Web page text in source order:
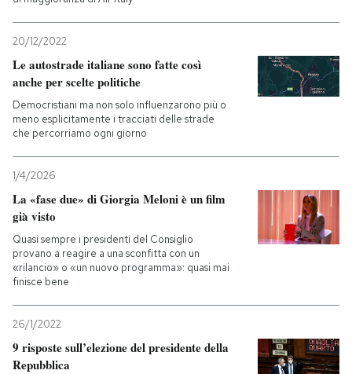
20/12/2022
Le autostrade italiane sono fatte così
anche per scelte politiche
Democristiani ma non solo influenzarono più o
meno esplicitamente i tracciati delle strade
che percorriamo ogni giorno
1/4/2026
La «fase due» di Giorgia Meloni è un film
già visto
Quasi sempre i presidenti del Consiglio
provano a reagire a una sconfitta con un
«rilancio» o «un nuovo programma»: quasi mai
finisce bene
26/1/2022
9 risposte sull’elezione del presidente della
Repubblica